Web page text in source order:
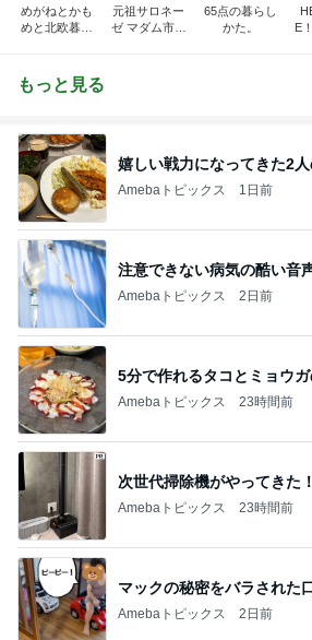
めがねとかも
めと北欧暮ら
元祖サロネー
ゼ マダム市川
65点の暮らし
かた。
E
もっと見る
嬉しい戦力になってきた2
Amebaトピックス 1日前
注意できない病気の酷い音
Amebaトピックス 2日前
5分で作れるタコとミョウ
Amebaトピックス 23時間前
次世代掃除機がやってきた
Amebaトピックス 23時間前
マックの秘密をバラされた
Amebaトピックス 2日前